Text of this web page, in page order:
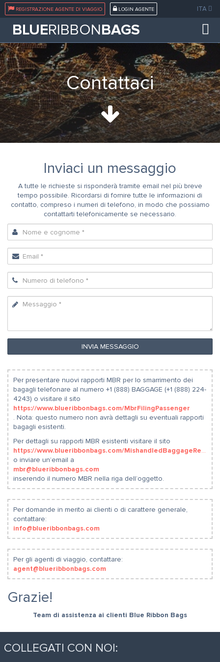
REGISTRAZIONE AGENTE DI VIAGGIO LOGIN AGENTE ITA
BLUERIBBONBAGS
Contattaci
Inviaci un messaggio
A tutte le richieste si risponderà tramite email nel più breve
tempo possibile. Ricordarsi di fornire tutte le informazioni di
contatto, compreso i numeri di telefono, in modo che possiamo
contattarti telefonicamente se necessario.
INVIA MESSAGGIO
Per presentare nuovi rapporti MBR per lo smarrimento dei
bagagli telefonare al numero +1 (888) BAGGAGE (+1 (888) 224-
4243) o visitare il sito
https://www.blueribbonbags.com/MbrFilingPassenger
. Nota: questo numero non avrà dettagli su eventuali rapporti
bagagli esistenti.
Per dettagli su rapporti MBR esistenti visitare il sito
https://www.blueribbonbags.com/MishandledBaggageReports
o inviare un’email a
mbr@blueribbonbags.com
inserendo il numero MBR nella riga dell’oggetto.
Per domande in merito ai clienti o di carattere generale,
contattare:
info@blueribbonbags.com
Per gli agenti di viaggio, contattare:
agent@blueribbonbags.com
Grazie!
Team di assistenza ai clienti Blue Ribbon Bags
COLLEGATI CON NOI: